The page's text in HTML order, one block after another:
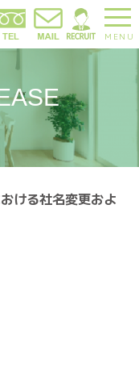
ける社名変更およ
MENU